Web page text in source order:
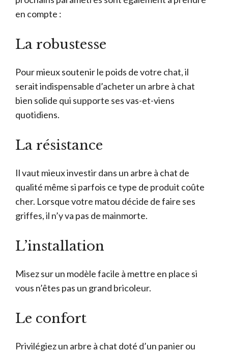
en compte :
La robustesse
Pour mieux soutenir le poids de votre chat, il
serait indispensable d’acheter un arbre à chat
bien solide qui supporte ses vas-et-viens
quotidiens.
La résistance
Il vaut mieux investir dans un arbre à chat de
qualité même si parfois ce type de produit coûte
cher. Lorsque votre matou décide de faire ses
griffes, il n’y va pas de mainmorte.
L’installation
Misez sur un modèle facile à mettre en place si
vous n’êtes pas un grand bricoleur.
Le confort
Privilégiez un arbre à chat doté d’un panier ou